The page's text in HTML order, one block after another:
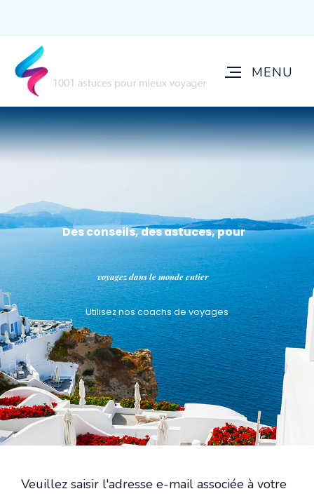
Des conseils, des astuces, pour
voyagez dans le monde entier
Utilisez nos coachs de voyages
Veuillez saisir l'adresse e-mail associée à votre